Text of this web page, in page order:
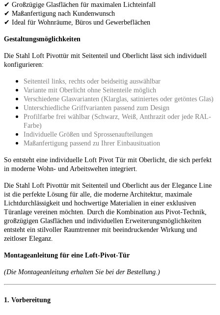
✔ Großzügige Glasflächen für maximalen Lichteinfall
✔ Maßanfertigung nach Kundenwunsch
✔ Ideal für Wohnräume, Büros und Gewerbeflächen
Gestaltungsmöglichkeiten
Die Stahl Loft Pivottür mit Seitenteil und Oberlicht lässt sich individuell
konfigurieren:
Seitenteil links, rechts oder beidseitig auswählbar
Variante mit Oberlicht ohne Seitenteile möglich
Verschiedene Glasvarianten (Klarglas, satiniertes oder getöntes Glas)
Unterschiedliche Griffvarianten passend zum Design
Profilfarbe frei wählbar (Schwarz, Weiß, Anthrazit oder jede RAL-
Farbe)
Individuelle Größen und Sprossenaufteilungen
Maßanfertigung passend zu Ihrer Einbausituation
So entsteht eine individuelle Loft Pivot Tür mit Oberlicht, die sich perfekt
in moderne Wohn- und Arbeitswelten integriert.
Die Stahl Loft Pivottür mit Seitenteil und Oberlicht aus der Elegance Line
ist die perfekte Lösung für alle, die moderne Architektur, maximale
Lichtdurchlässigkeit und hochwertige Materialien in einer exklusiven
Türanlage vereinen möchten. Durch die Kombination aus Pivot-Technik,
großzügigen Glasflächen und individuellen Erweiterungsmöglichkeiten
entsteht ein stilvoller Raumtrenner mit beeindruckender Wirkung und
zeitloser Eleganz.
Montageanleitung für eine Loft-Pivot-Tür
(Die Montageanleitung erhalten Sie bei der Bestellung.)
1. Vorbereitung